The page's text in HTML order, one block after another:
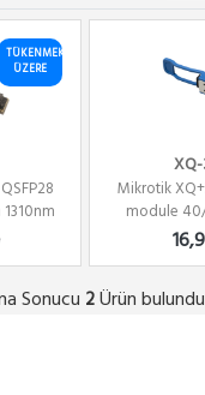
TÜKENMEK
ÜZERE
XQ-
Mikrotik
module
Sonucu 2Ürün